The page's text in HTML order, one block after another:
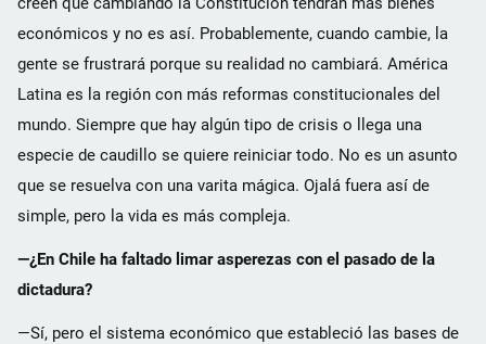
económicos y no es así. Probablemente, cuando cambie, la
gente se frustrará porque su realidad no cambiará. América
Latina es la región con más reformas constitucionales del
mundo. Siempre que hay algún tipo de crisis o llega una
especie de caudillo se quiere reiniciar todo. No es un asunto
que se resuelva con una varita mágica. Ojalá fuera así de
simple, pero la vida es más compleja.
—¿En Chile ha faltado limar asperezas con el pasado de la
dictadura?
—Sí, pero el sistema económico que estableció las bases de